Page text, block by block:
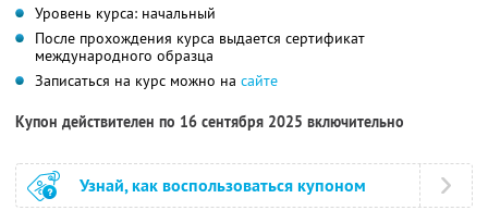
Уровень курса: начальный
После прохождения курса выдается сертификат
международного образца
Записаться на курс можно на сайте
Купон действителен по 16 сентября 2025 включительно
Узнай, как воспользоваться купоном